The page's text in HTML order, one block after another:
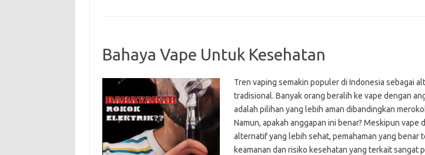
Bahaya Vape Untuk Kesehatan
Tren vaping semakin populer di Indonesia sebagai
tradisional. Banyak orang beralih ke vape dengan
adalah pilihan yang lebih aman dibandingkan
Namun, apakah anggapan ini benar? Meskipun vape
alternatif yang lebih sehat, pemahaman yang benar
keamanan dan risiko kesehatan yang terkait sangat